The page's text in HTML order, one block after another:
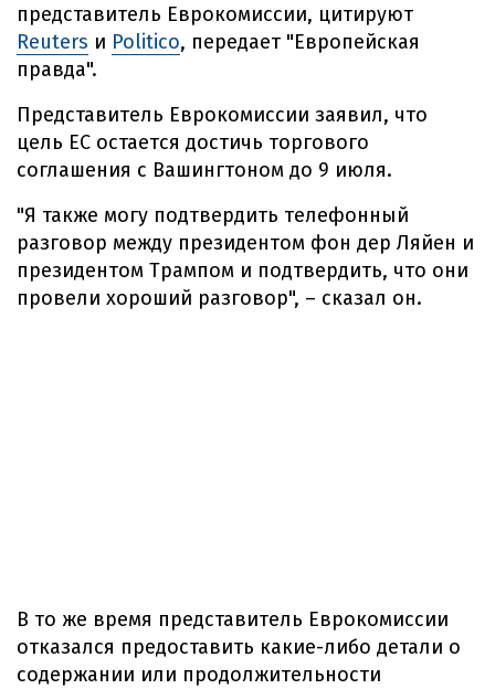
представитель Еврокомиссии, цитируют
Reuters и Politico, передает "Европейская
правда".
Представитель Еврокомиссии заявил, что
цель ЕС остается достичь торгового
соглашения с Вашингтоном до 9 июля.
"Я также могу подтвердить телефонный
разговор между президентом фон дер Ляйен и
президентом Трампом и подтвердить, что они
провели хороший разговор", – сказал он.
В то же время представитель Еврокомиссии
отказался предоставить какие-либо детали о
содержании или продолжительности